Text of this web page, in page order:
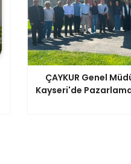
ÇAYKUR Genel
Kayseri'de